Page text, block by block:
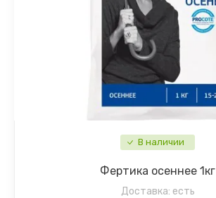
В наличии
Фертика осеннее 1кг
Доставка: есть